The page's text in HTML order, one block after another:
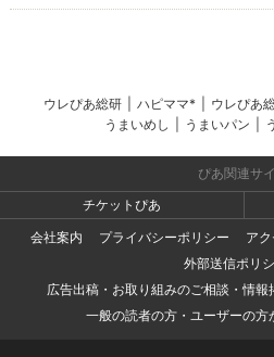
ウレぴあ総研 ハピママ* ウレぴあ
うまいめし
うまいパン
ぴあ関連サ
チケットぴあ
会社案内
プライバシーポリシー
ア
外部送信ポリ
広告出稿・お取り組みのご相談・情
一般の読者の方・ユーザーの方